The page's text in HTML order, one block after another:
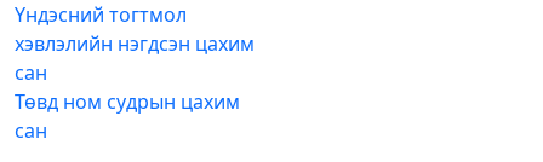
Үндэсний тогтмол
хэвлэлийн нэгдсэн цахим
сан
Төвд ном судрын цахим
сан